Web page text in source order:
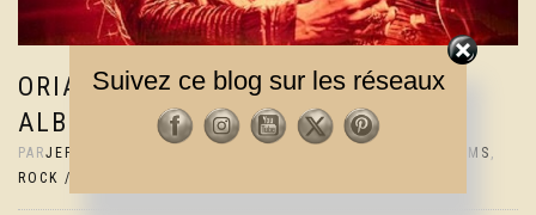
ORIANTHI ANNONCE UN NOUVEL
ALBUM LIVE
PARJEF ALBUMS
ROCK / POP
Suivez ce blog sur les réseaux